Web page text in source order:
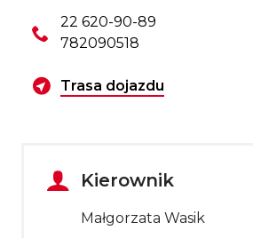
Telefon
22 620-90-89
782090518
Wyznacz trasę dojazdu
Trasa dojazdu
Kierownik
Małgorzata Wasik